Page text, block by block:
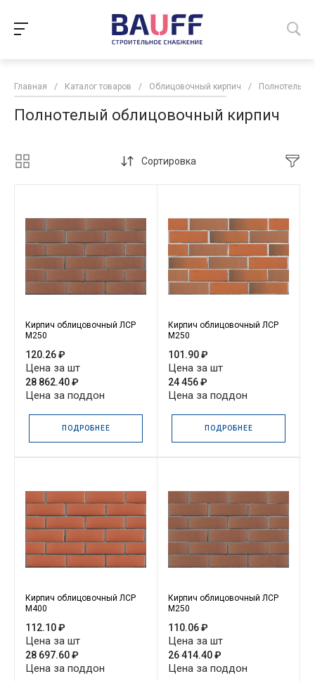
Главная / Каталог товаров / Облицовочный кирпич / Полнотелый
Полнотелый облицовочный кирпич
Сортировка
Кирпич облицовочный ЛСР
М250
120.26 ₽
Цена за шт
28 862.40 ₽
Цена за поддон
ПОДРОБНЕЕ
Кирпич облицовочный ЛСР
М250
101.90 ₽
Цена за шт
24 456 ₽
Цена за поддон
ПОДРОБНЕЕ
Кирпич облицовочный ЛСР
М400
112.10 ₽
Цена за шт
28 697.60 ₽
Цена за поддон
Кирпич облицовочный ЛСР
М250
110.06 ₽
Цена за шт
26 414.40 ₽
Цена за поддон